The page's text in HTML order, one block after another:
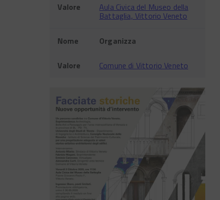
Valore Aula Civica del Museo della
Battaglia, Vittorio Veneto
Nome Organizza
Valore Comune di Vittorio Veneto